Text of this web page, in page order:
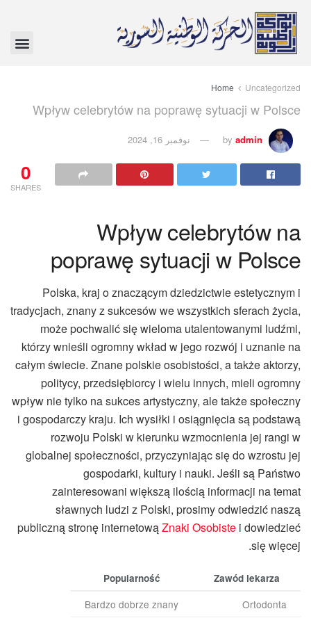
Home Uncategorized
Wpływ celebrytów na poprawę sytuacji w Polsce
by admin نوفمبر 16, 2024
0
SHARES
Wpływ celebrytów na
poprawę sytuacji w Polsce
Polska, kraj o znaczącym dziedzictwie estetycznym i
tradycjach, znany z sukcesów we wszystkich sferach życia,
może pochwalić się wieloma utalentowanymi ludźmi,
którzy wnieśli ogromny wkład w jego rozwój i uznanie na
całym świecie. Znane polskie osobistości, a także aktorzy,
politycy, przedsiębiorcy i wielu innych, mieli ogromny
wpływ nie tylko na sukces artystyczny, ale także społeczny
i gospodarczy kraju. Ich wysiłki i osiągnięcia są podstawą
rozwoju Polski w kierunku wzmocnienia jej rangi w
globalnej społeczności, przyczyniając się do wzrostu jej
gospodarki, kultury i nauki. Jeśli są Państwo
zainteresowani większą ilością informacji na temat
sławnych ludzi z Polski, prosimy odwiedzić naszą
publiczną stronę internetowąZnaki Osobiste i dowiedzieć
się więcej.
Zawód lekarza
Popularność
Ortodonta
Bardzo dobrze znany